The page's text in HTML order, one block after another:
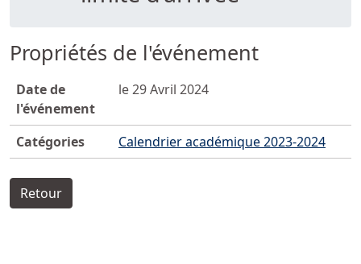
Propriétés de l'événement
Date de
l'événement
le 29 Avril 2024
Catégories Calendrier académique 2023-2024
Retour